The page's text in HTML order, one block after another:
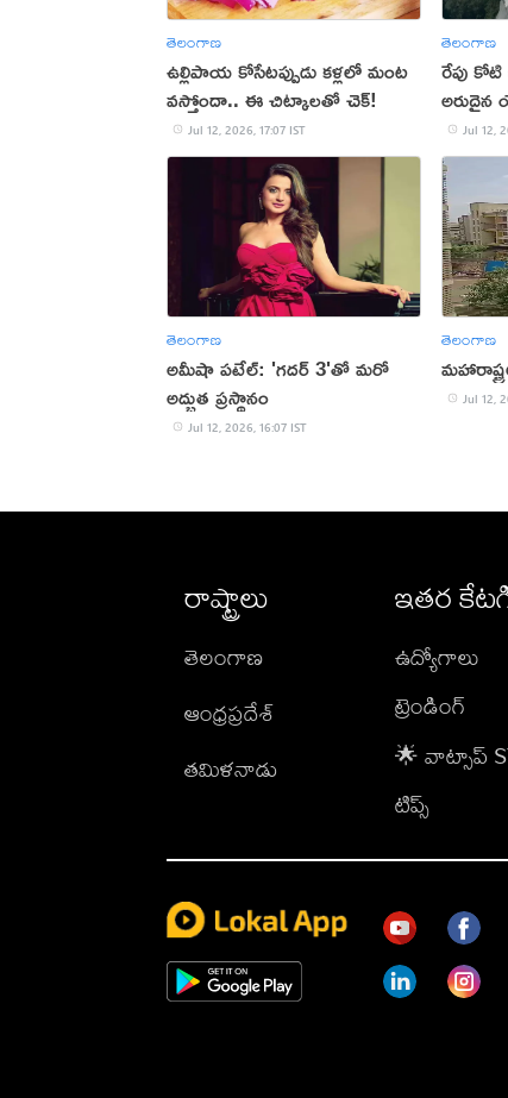
తెలంగాణ
ఉల్లిపాయ కోసేటప్పుడు కళ్లలో మంట
వస్తోందా.. ఈ చిట్కాలతో చెక్!
Jul 12, 2026, 17:07 IST
తెలంగాణ
రేపు
Jul 12,
తెలంగాణ
అమీషా పటేల్: 'గదర్ 3'తో మరో
అద్భుత ప్రస్థానం
Jul 12, 2026, 16:07 IST
తెలంగాణ
Jul 12,
రాష్ట్రాలు
తెలంగాణ
ఆంధ్రప్రదేశ్
తమిళనాడు
ఇతర
ఉద్యోగాలు
ట్రెండింగ్
🌟 వాట్సాప్
టిప్స్